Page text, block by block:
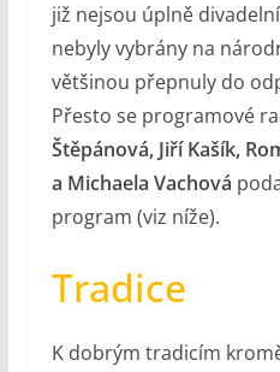
již nejsou úplně
nebyly vybrány na
většinou přepnuly do
Přesto se programové
Štěpánová, Jiří Kašík,
a Michaela Vachová
program (viz níže).
Tradice
K dobrým tradicím